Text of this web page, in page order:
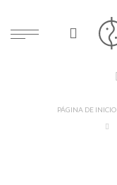
PÁGINA DE INICIO